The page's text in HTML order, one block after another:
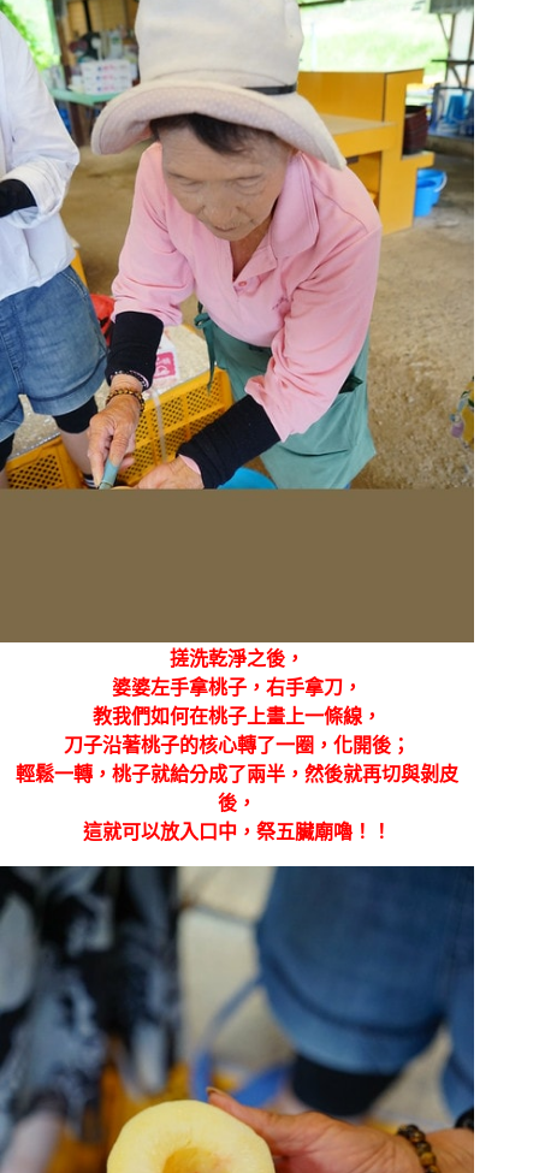
搓洗乾淨之後，
婆婆左手拿桃子，右手拿刀，
教我們如何在桃子上畫上一條線，
刀子沿著桃子的核心轉了一圈，化開後；
輕鬆一轉，桃子就給分成了兩半，然後就再切與剝皮
後，
這就可以放入口中，祭五臟廟嚕！！